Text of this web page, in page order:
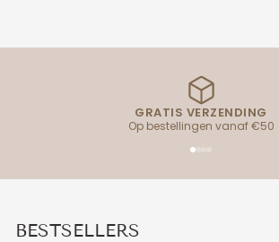
GRATIS VERZENDING
Op bestellingen vanaf €50
BESTSELLERS